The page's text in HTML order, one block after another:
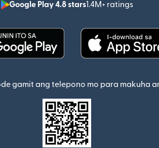
Google Play 4.8 stars1.4M+ ratings
gamit ang telepono mo para makuha